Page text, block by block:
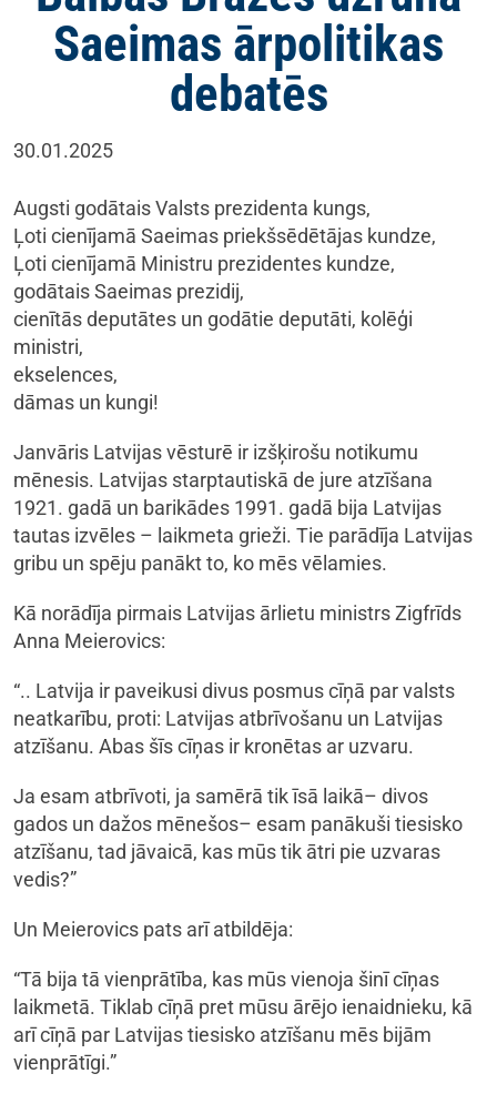
Saeimas ārpolitikas
debatēs
30.01.2025
Augsti godātais Valsts prezidenta kungs,
Ļoti cienījamā Saeimas priekšsēdētājas kundze,
Ļoti cienījamā Ministru prezidentes kundze,
godātais Saeimas prezidij,
cienītās deputātes un godātie deputāti, kolēģi
ministri,
ekselences,
dāmas un kungi!
Janvāris Latvijas vēsturē ir izšķirošu notikumu
mēnesis. Latvijas starptautiskā de jure atzīšana
1921. gadā un barikādes 1991. gadā bija Latvijas
tautas izvēles – laikmeta grieži. Tie parādīja Latvijas
gribu un spēju panākt to, ko mēs vēlamies.
Kā norādīja pirmais Latvijas ārlietu ministrs Zigfrīds
Anna Meierovics:
“.. Latvija ir paveikusi divus posmus cīņā par valsts
neatkarību, proti: Latvijas atbrīvošanu un Latvijas
atzīšanu. Abas šīs cīņas ir kronētas ar uzvaru.
Ja esam atbrīvoti, ja samērā tik īsā laikā– divos
gados un dažos mēnešos– esam panākuši tiesisko
atzīšanu, tad jāvaicā, kas mūs tik ātri pie uzvaras
vedis?”
Un Meierovics pats arī atbildēja:
“Tā bija tā vienprātība, kas mūs vienoja šinī cīņas
laikmetā. Tiklab cīņā pret mūsu ārējo ienaidnieku, kā
arī cīņā par Latvijas tiesisko atzīšanu mēs bijām
vienprātīgi.”